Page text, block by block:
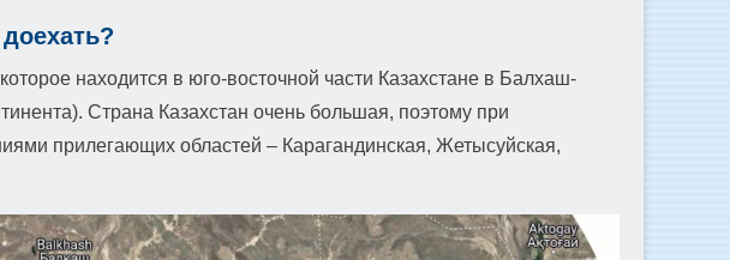
находится в юго-восточной части Казахстане в Балхаш-
Страна Казахстан очень большая, поэтому при
прилегающих областей – Карагандинская, Жетысуйская,